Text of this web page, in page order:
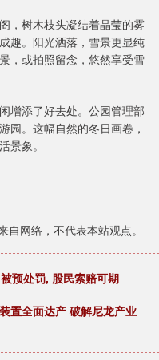
，树木枝头凝结着晶莹的雾
趣。阳光洒落，雪景更显纯
，或拍照留念，悠然享受雪
增添了好去处。公园管理部
园。这幅自然的冬日画卷，
景象。
自网络，不代表本站观点。
预处罚, 股民索赔可期
置全面达产 破解尼龙产业